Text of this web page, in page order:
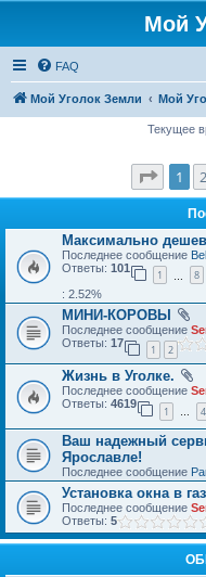
Мой
FAQ
Мой Уголок Земли Мой
Текущее
1 2
Максимально
Последнее сообщение
Ответы: 101
1 8
: 2.52%
МИНИ-КОРОВЫ
Последнее сообщение
Ответы: 17
1 2
Жизнь в Уголке.
Последнее сообщение
Ответы: 4619
1 …
Ваш надежный
Ярославле!
Последнее сообщение
Установка окна в
Последнее сообщение
Ответы: 5